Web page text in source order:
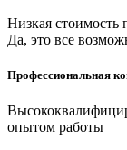
Низкая
Да, это все
Профессиональная
опытом работы